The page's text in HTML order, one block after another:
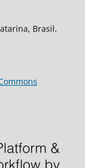
Brasil.